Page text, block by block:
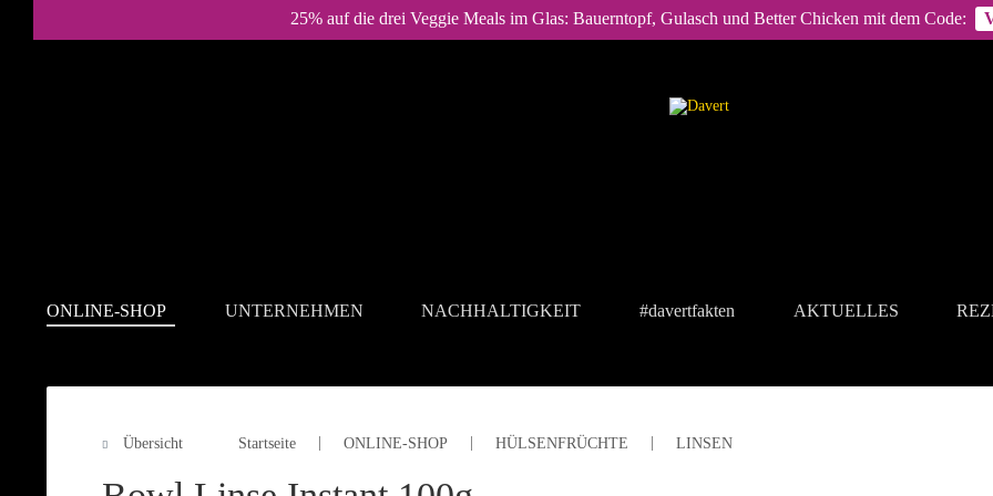
25% auf die drei Veggie Meals im Glas: Bauerntopf, Gulasch und Better Chicken mit dem Code:
ONLINE-SHOP UNTERNEHMEN NACHHALTIGKEIT #davertfakten AKTUELLES
Übersicht Startseite ONLINE-SHOP HÜLSENFRÜCHTE LINSEN
ONLINE-SHOP